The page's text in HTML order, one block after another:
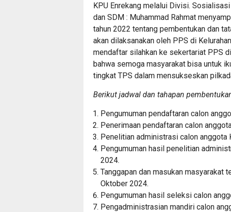
KPU Enrekang melalui Divisi.
dan SDM : Muhammad Rahmat
tahun 2022 tentang pembentukan dan
akan dilaksanakan oleh PPS di
mendaftar silahkan ke sekertariat PPS
bahwa semoga masyarakat bisa untuk
tingkat TPS dalam mensukseskan
Berikut jadwal dan tahapan
Pengumuman pendaftaran calon
Penerimaan pendaftaran calon
Penelitian administrasi calon
Pengumuman hasil penelitian
2024.
Tanggapan dan masukan masyarakat
Oktober 2024.
Pengumuman hasil seleksi calon
Pengadministrasian mandiri calon